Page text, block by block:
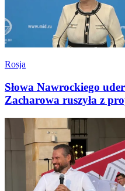
Rosja
Słowa Nawrockiego
Zacharowa ruszyła z